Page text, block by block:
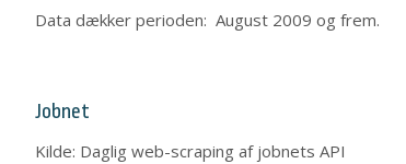
Data dækker perioden: August 2009 og frem.
Jobnet
Kilde: Daglig web-scraping af jobnets API